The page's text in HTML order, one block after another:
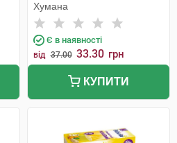
банану для дітей від 1 року
та дорослих 1 пакет
Хумана
Є в наявності
від 37.00 33.30 грн
КУПИТИ